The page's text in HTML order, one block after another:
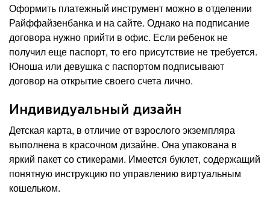
Оформить платежный инструмент можно в отделении
Райффайзенбанка и на сайте. Однако на подписание
договора нужно прийти в офис. Если ребенок не
получил еще паспорт, то его присутствие не требуется.
Юноша или девушка с паспортом подписывают
договор на открытие своего счета лично.
Индивидуальный дизайн
Детская карта, в отличие от взрослого экземпляра
выполнена в красочном дизайне. Она упакована в
яркий пакет со стикерами. Имеется буклет, содержащий
понятную инструкцию по управлению виртуальным
кошельком.